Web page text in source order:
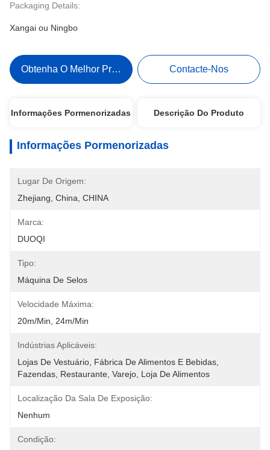
Packaging Details:
Xangai ou Ningbo
Obtenha O Melhor Preço Contacte-Nos
Informações Pormenorizadas Descrição Do Produto
Informações Pormenorizadas
Lugar De Origem:
Zhejiang, China, CHINA
Marca:
DUOQI
Tipo:
Máquina De Selos
Velocidade Máxima:
20m/min, 24m/min
Indústrias Aplicáveis:
Lojas De Vestuário, Fábrica De Alimentos E Bebidas,
Fazendas, Restaurante, Varejo, Loja De Alimentos
Localização Da Sala De Exposição:
Nenhum
Condição: